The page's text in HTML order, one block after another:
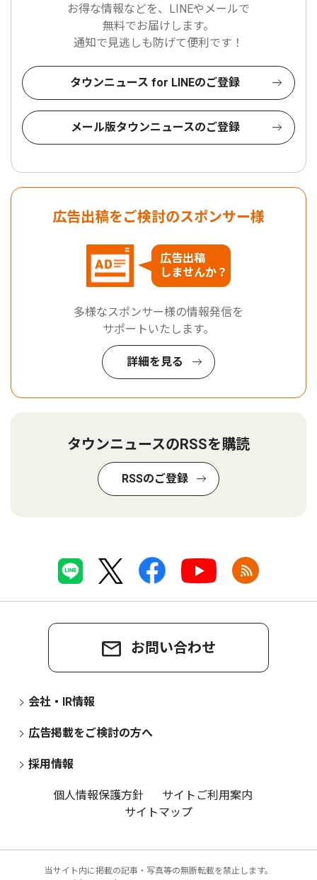
お得な情報などを、LINEやメールで
無料でお届けします。
通知で見逃しも防げて便利です！
タウンニュース for LINEのご登録
メール版タウンニュースのご登録
広告出稿をご検討のスポンサー様
広告出稿
しませんか？
多様なスポンサー様の情報発信を
サポートいたします。
詳細を見る
タウンニュースのRSSを購読
RSSのご登録
お問い合わせ
会社・IR情報
広告掲載をご検討の方へ
採用情報
個人情報保護方針
サイトご利用案内
サイトマップ
当サイト内に掲載の記事・写真等の無断転載を禁止します。